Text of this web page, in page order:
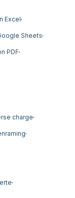
Excel
Sheets
PDF
charge